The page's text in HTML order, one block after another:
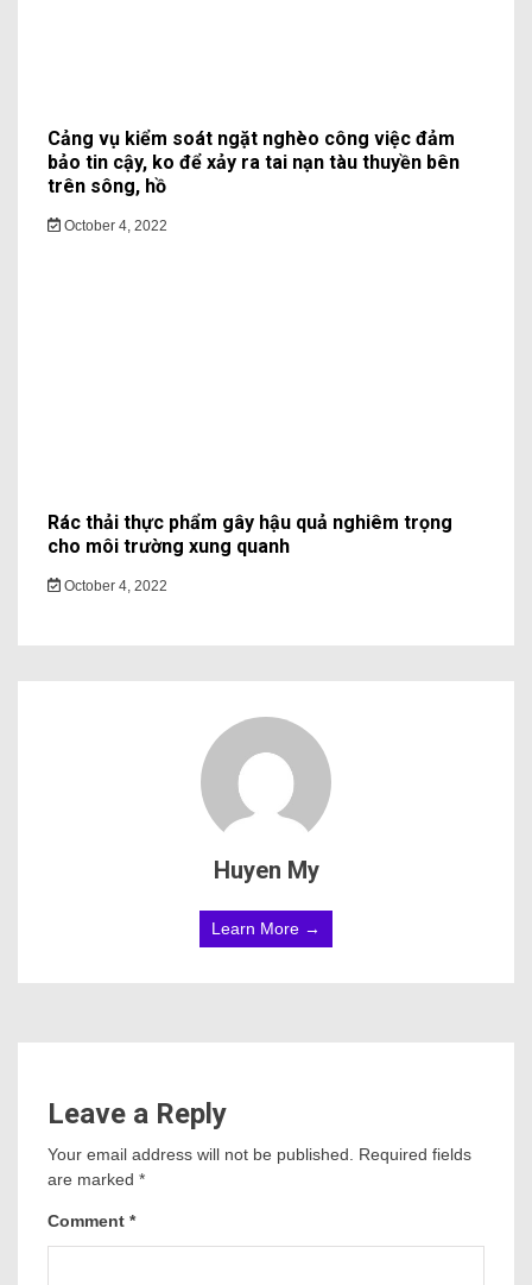
Cảng vụ kiểm soát ngặt nghèo công việc đảm
bảo tin cậy, ko để xảy ra tai nạn tàu thuyền bên
trên sông, hồ
October 4, 2022
Rác thải thực phẩm gây hậu quả nghiêm trọng
cho môi trường xung quanh
October 4, 2022
Huyen My
Learn More →
Leave a Reply
Your email address will not be published.
Required fields
are marked *
Comment *